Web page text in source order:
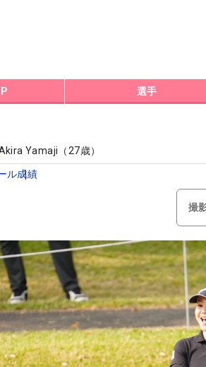
選手
Yamaji （27歳）
ル成績